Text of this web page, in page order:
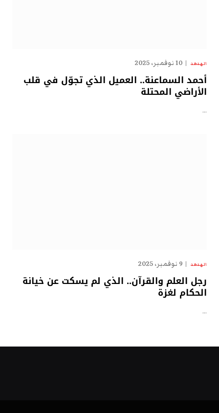
الهدهد 10 نوفمبر، 2025
أحمد السماعنة.. العميل الذي تجوّل في قلب
الأراضي المحتلة
…
الهدهد 9 نوفمبر، 2025
رجل العلم والقرآن.. الذي لم يسكت عن خيانة
الحكام لغزة
…